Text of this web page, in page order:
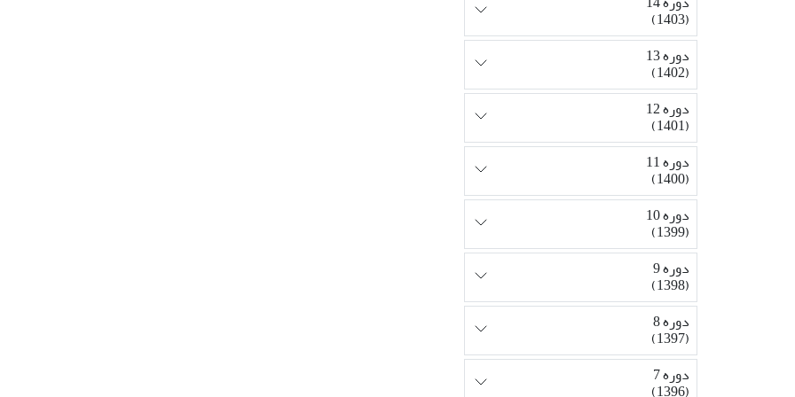
(1403)
دوره 13
(1402)
دوره 12
(1401)
دوره 11
(1400)
دوره 10
(1399)
دوره 9
(1398)
دوره 8
(1397)
دوره 7